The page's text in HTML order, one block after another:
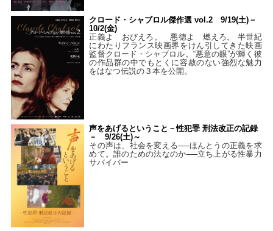
クロード・シャブロル傑作選 vol.2 9/19(土)－
10/2(金)
正義よ おびえろ。 悪徳よ 燃えろ。 半世紀
にわたりフランス映画界をけん引してきた映画
監督クロード・シャブロル。“悪意の眼”が輝く彼
の作品群の中でもとくに容赦のない強烈な魅力
をはなつ伝説の３本を公開。
声をあげるということ－性犯罪 刑法改正の記録
－ 9/26(土)～
その声は、社会を変える──ほんとうの正義を求
めて。誰のための法なのか──立ち上がる性暴力
サバイバー